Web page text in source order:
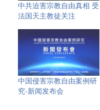
中共迫害宗教自由真相 受
法国天主教徒关注
中国侵害宗教自由案例研
究-新闻发布会